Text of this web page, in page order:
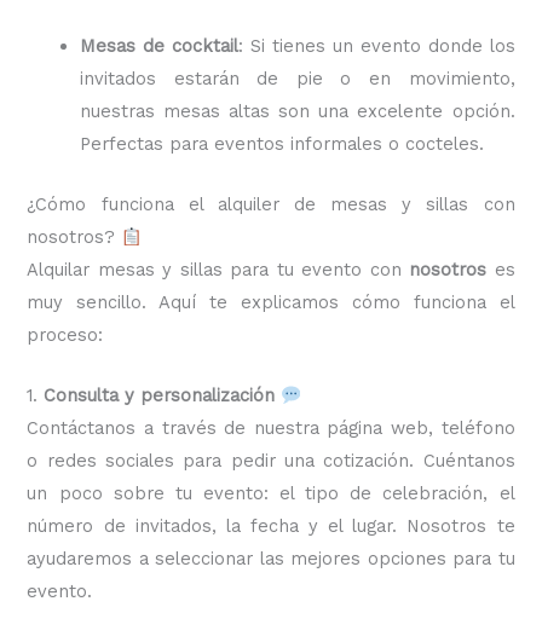
Mesas de cocktail: Si tienes un evento donde los
invitados estarán de pie o en movimiento,
nuestras mesas altas son una excelente opción.
Perfectas para eventos informales o cocteles.
¿Cómo funciona el alquiler de mesas y sillas con
nosotros?
Alquilar mesas y sillas para tu evento con nosotros es
muy sencillo. Aquí te explicamos cómo funciona el
proceso:
1. Consulta y personalización
Contáctanos a través de nuestra página web, teléfono
o redes sociales para pedir una cotización. Cuéntanos
un poco sobre tu evento: el tipo de celebración, el
número de invitados, la fecha y el lugar. Nosotros te
ayudaremos a seleccionar las mejores opciones para tu
evento.